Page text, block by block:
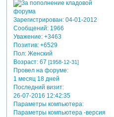
Зарегистрирован: 04-01-2012
Сообщений:1966
Уважение: +3463
Позитив: +6529
Пол:Женский
Возраст:67 [1958-12-31]
Провел на форуме:
1 месяц 18 дней
Последний визит:
26-07-2016 12:42:35
Параметры компьютера:
Параметры компьютера -версия